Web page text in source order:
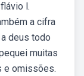
l.
a cifra
deus todo
muitas
e omissões.